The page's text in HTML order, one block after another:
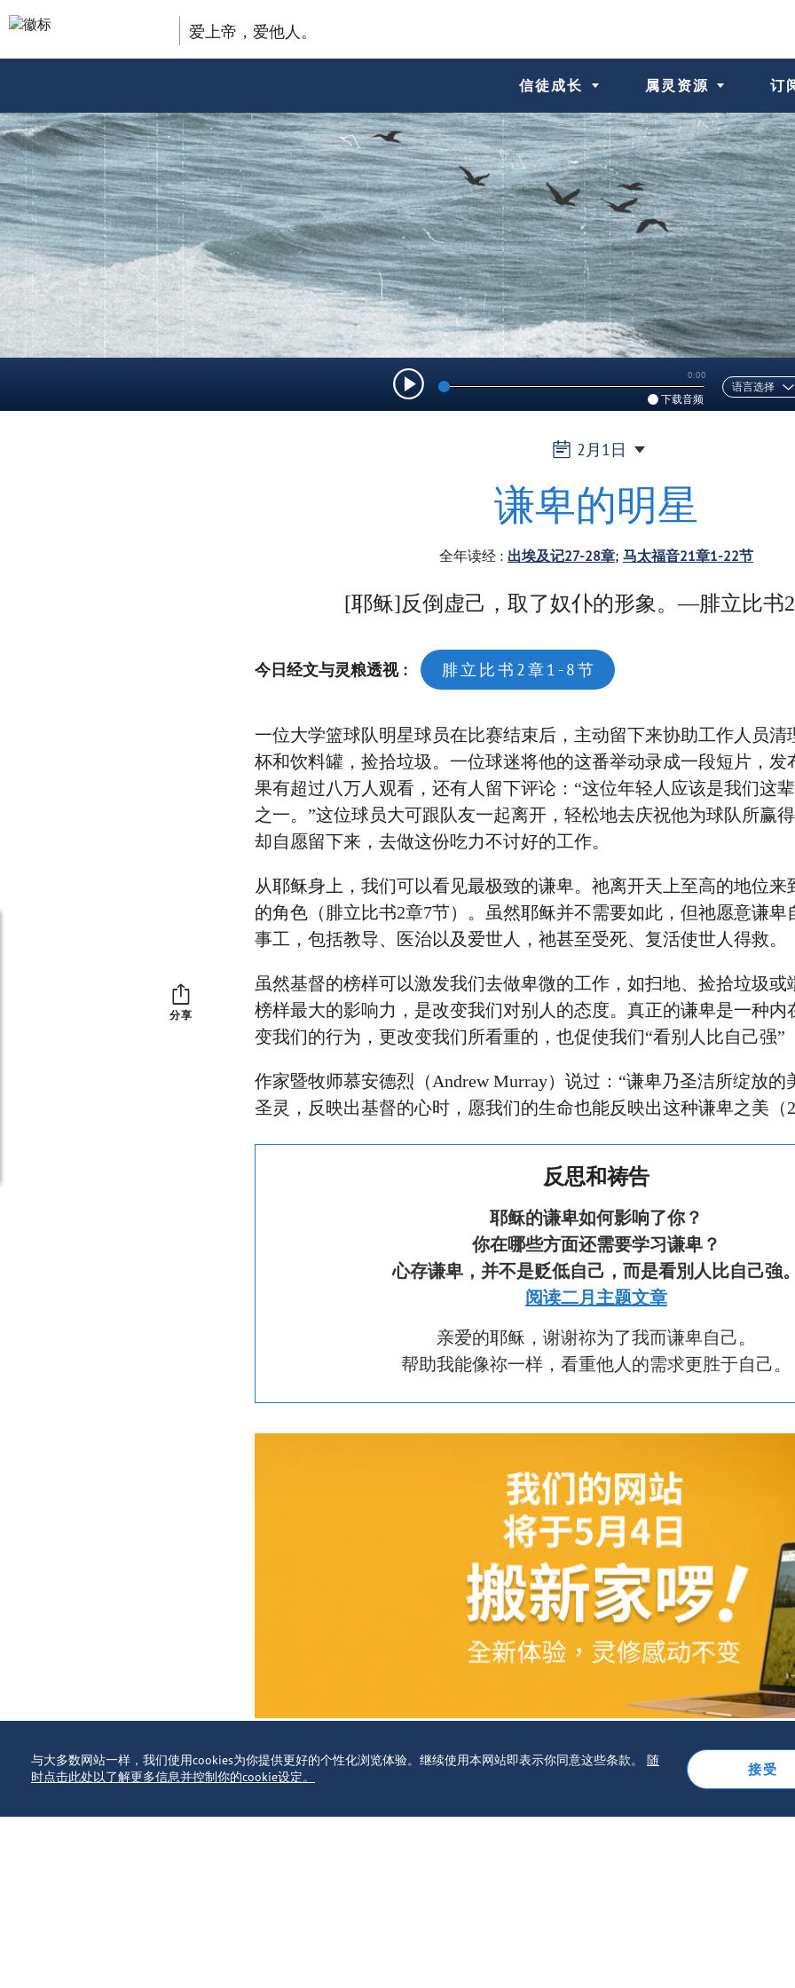
爱上帝，爱他人。
信徒成长 属灵资源 订
0:00
下载音频
语言选择
2月1日
谦卑的明星
全年读经 : 出埃及记27-28章 马太福音21章1-22节
[耶稣]反倒虚己，取了奴仆的形象。—腓立比书
分享
今日经文与灵粮透视 : 腓立比书2章1-8节
一位大学篮球队明星球员在比赛结束后，主动留下来协助工作人员清
杯和饮料罐，捡拾垃圾。一位球迷将他的这番举动录成一段短片，发
果有超过八万人观看，还有人留下评论：“这位年轻人应该是我们这
之一。”这位球员大可跟队友一起离开，轻松地去庆祝他为球队所赢
却自愿留下来，去做这份吃力不讨好的工作。
从耶稣身上，我们可以看见最极致的谦卑。祂离开天上至高的地位来
的角色（腓立比书2章7节）。虽然耶稣并不需要如此，但祂愿意谦卑
事工，包括教导、医治以及爱世人，祂甚至受死、复活使世人得救。
虽然基督的榜样可以激发我们去做卑微的工作，如扫地、捡拾垃圾或
榜样最大的影响力，是改变我们对别人的态度。真正的谦卑是一种内
变我们的行为，更改变我们所看重的，也促使我们“看别人比自己强”
作家暨牧师慕安德烈（Andrew Murray）说过：“谦卑乃圣洁所绽放的
圣灵，反映出基督的心时，愿我们的生命也能反映出这种谦卑之美（
反思和祷告
耶稣的谦卑如何影响了你？
你在哪些方面还需要学习谦卑？
心存谦卑，并不是贬低自己，而是看別人比自己強
阅读二月主题文章
亲爱的耶稣，谢谢祢为了我而谦卑自己。
帮助我能像祢一样，看重他人的需求更胜于自己。
与大多数网站一样，我们使用cookies为你提供更好的个性化浏览体验。继续使用本网站即表示你同意这些条款。
随
时点击此处以了解更多信息并控制你的cookie设定。
接受